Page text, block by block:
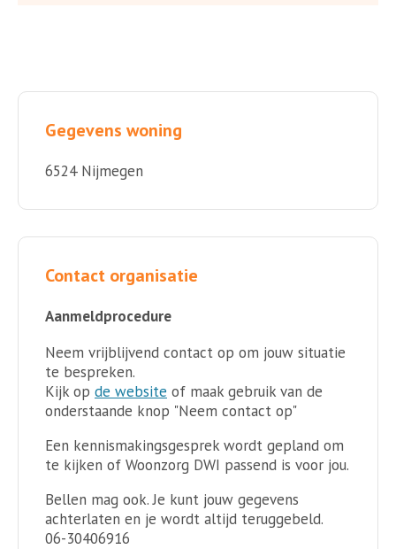
Gegevens woning
6524 Nijmegen
Contact organisatie
Aanmeldprocedure
Neem vrijblijvend contact op om jouw situatie
te bespreken.
Kijk op de website of maak gebruik van de
onderstaande knop "Neem contact op"
Een kennismakingsgesprek wordt gepland om
te kijken of Woonzorg DWI passend is voor jou.
Bellen mag ook. Je kunt jouw gegevens
achterlaten en je wordt altijd teruggebeld.
06-30406916